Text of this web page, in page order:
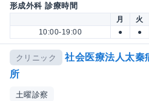
形成外科 診療時間
月 火
10:00-19:00
● ●
クリニック
社会医療法人太秦
所
土曜診察